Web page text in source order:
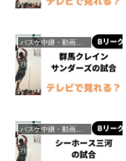
バスケ中継・動画視聴方法
バスケ中継・動画視聴方法